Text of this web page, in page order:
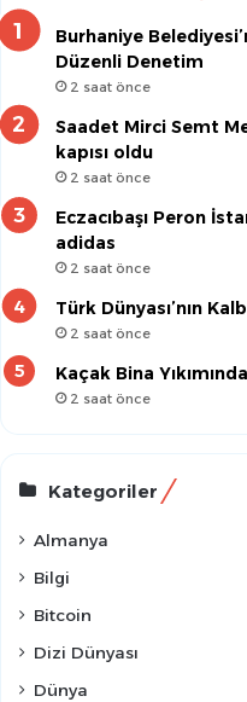
Burhaniye
Düzenli Denetim
2 saat önce
Saadet Mirci Semt
kapısı oldu
2 saat önce
Eczacıbaşı Peron
adidas
2 saat önce
Türk Dünyası’nın
2 saat önce
Kaçak Bina
2 saat önce
Kategoriler
Almanya
Bilgi
Bitcoin
Dizi Dünyası
Dünya